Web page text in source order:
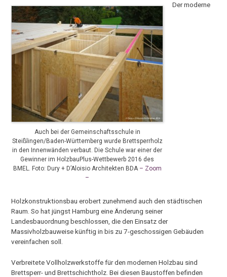
Auch bei der Gemeinschaftsschule in
Steißlingen/Baden-Württemberg wurde Brettsperrholz
in den Innenwänden verbaut. Die Schule war einer der
Gewinner im HolzbauPlus-Wettbewerb 2016 des
BMEL. Foto: Dury + D’Aloisio Architekten BDA – Zoom
–
Der moderne
Holzkonstruktionsbau erobert zunehmend auch den städtischen
Raum. So hat jüngst Hamburg eine Änderung seiner
Landesbauordnung beschlossen, die den Einsatz der
Massivholzbauweise künftig in bis zu 7-geschossigen Gebäuden
vereinfachen soll.
Verbreitete Vollholzwerkstoffe für den modernen Holzbau sind
Brettsperr- und Brettschichtholz. Bei diesen Baustoffen befinden